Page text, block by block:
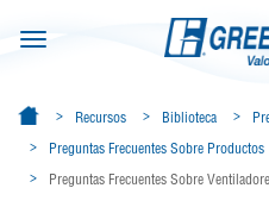
Toggle
Recursos Biblioteca
Preguntas Frecuentes Sobre Productos
Preguntas Frecuentes Sobre